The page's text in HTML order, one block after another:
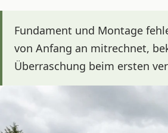
Fundament und Montage
von Anfang an mitrechnet,
Überraschung beim ersten